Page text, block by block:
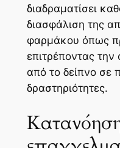
διαδραματίσει
διασφάλιση της
φαρμάκου όπως
επιτρέποντας
από το δείπνο σε
δραστηριότητες.